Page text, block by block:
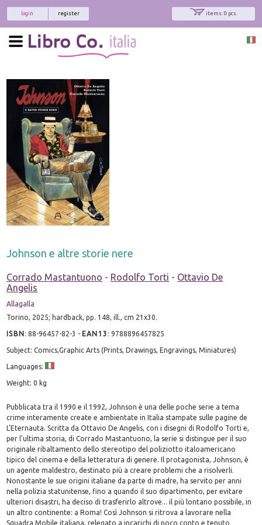
items: 0 pcs.
register
login
Johnson e altre storie nere
Corrado Mastantuono - Rodolfo Torti - Ottavio De
Angelis
Allagalla
Torino, 2025; hardback, pp. 148, ill., cm 21x30.
ISBN:88-96457-82-3 - EAN13 :9788896457825
Subject: Comics,Graphic Arts (Prints, Drawings, Engravings, Miniatures)
Languages:
Weight: 0 kg
Pubblicata tra il 1990 e il 1992, Johnson è una delle poche serie a tema
crime interamente create e ambientate in Italia stampate sulle pagine de
L'Eternauta. Scritta da Ottavio De Angelis, con i disegni di Rodolfo Torti e,
per l'ultima storia, di Corrado Mastantuono, la serie si distingue per il suo
originale ribaltamento dello stereotipo del poliziotto italoamericano
tipico del cinema e della letteratura di genere. Il protagonista, Johnson, è
un agente maldestro, destinato più a creare problemi che a risolverli.
Nonostante le sue origini italiane da parte di madre, ha servito per anni
nella polizia statunitense, fino a quando il suo dipartimento, per evitare
ulteriori disastri, ha deciso di trasferirlo altrove... il più lontano possibile, in
un altro continente: a Roma! Così Johnson si ritrova a lavorare nella
Squadra Mobile italiana, relegato a incarichi di poco conto e tenuto